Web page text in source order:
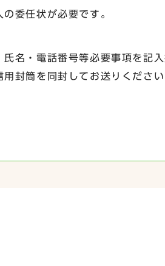
委任状が必要です。
名・電話番号等必要事項を記
用封筒を同封してお送りくださ